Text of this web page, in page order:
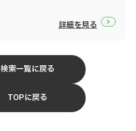
詳細を見る
検索一覧に戻る
TOPに戻る